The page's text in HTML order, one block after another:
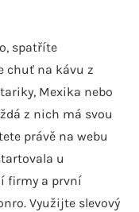
spatříte
chuť na kávu z
Mexika nebo
z nich má svou
právě na webu
u
firmy a první
Využijte slevový